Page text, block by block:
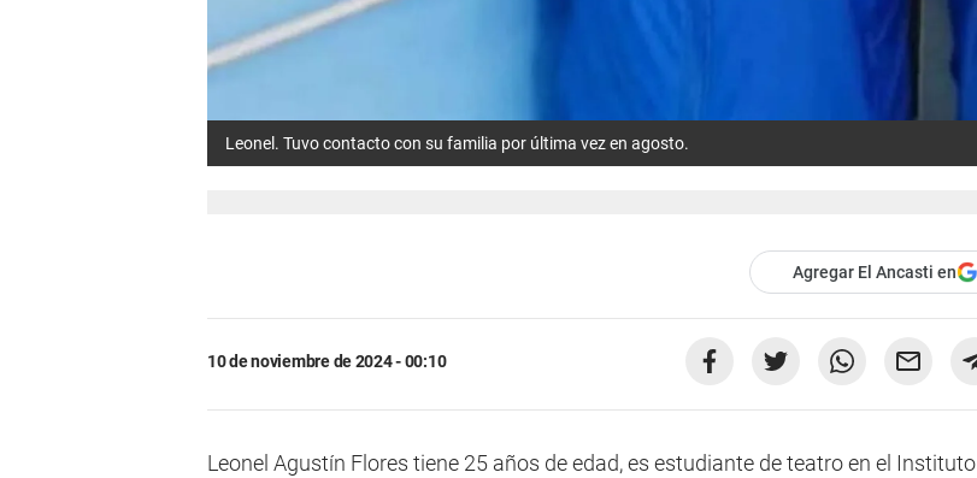
Leonel. Tuvo contacto con su familia por última vez en agosto.
Agregar El Ancasti en
10 de noviembre de 2024 - 00:10
Leonel Agustín Flores tiene 25 años de edad, es estudiante de teatro en el Instituto